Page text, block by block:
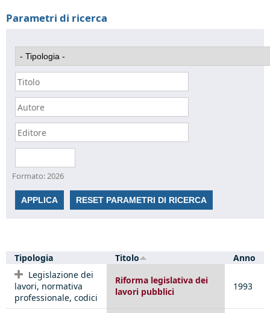
Parametri di ricerca
Data
Formato: 2026
Tipologia Titolo
Anno
Legislazione dei
lavori, normativa
professionale, codici
Riforma legislativa dei
lavori pubblici
1993